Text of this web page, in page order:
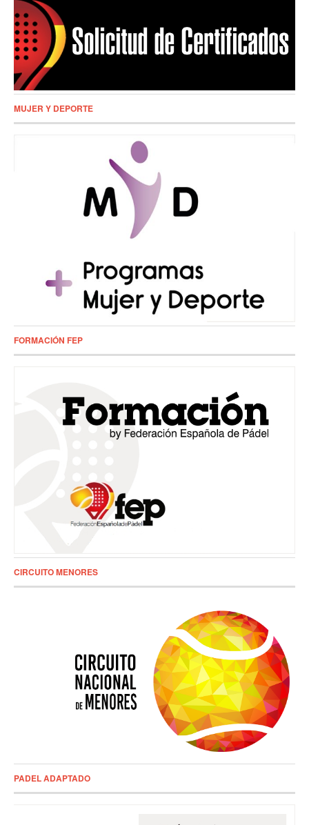
MUJER Y DEPORTE
FORMACIÓN FEP
CIRCUITO MENORES
PADEL ADAPTADO